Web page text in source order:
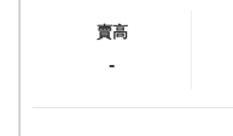
賣高
-